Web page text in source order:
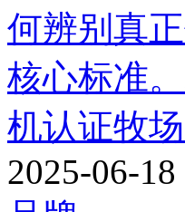
何辨别真
核心标准
机认证牧
2025-06-18